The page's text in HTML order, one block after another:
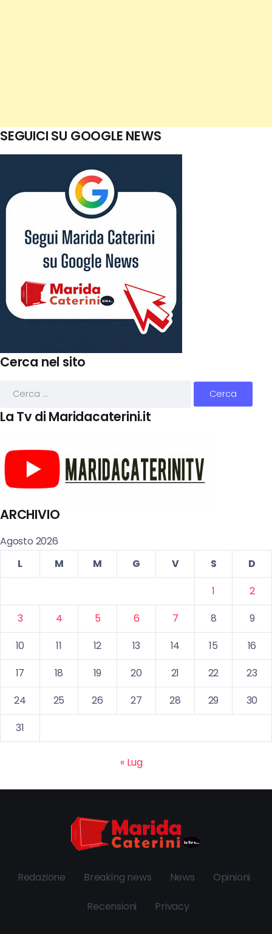
SEGUICI SU GOOGLE NEWS
Cerca nel sito
La Tv di Maridacaterini.it
ARCHIVIO
Agosto 2026
L
M M G V S
D
1
2
3
4 5 6 7 8
9
10
11 12 13 14 15
16
17
18 19 20 21 22
23
24
25 26 27 28 29
30
31
« Lug
Redazione Breaking news News Opinioni
Recensioni Privacy